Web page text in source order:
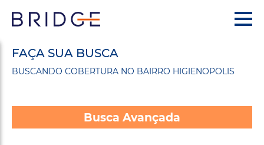
FAÇA SUA BUSCA
BUSCANDO COBERTURA NO BAIRRO HIGIENOPOLIS
Busca Avançada